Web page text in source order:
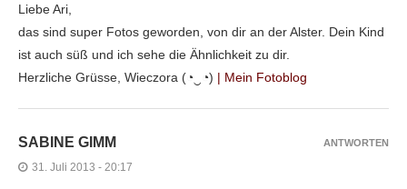
Liebe Ari,
das sind super Fotos geworden, von dir an der Alster. Dein Kind
ist auch süß und ich sehe die Ähnlichkeit zu dir.
Herzliche Grüsse, Wieczora (◔‿◔) | Mein Fotoblog
SABINE GIMM
31. Juli 2013 - 20:17
ANTWORTEN